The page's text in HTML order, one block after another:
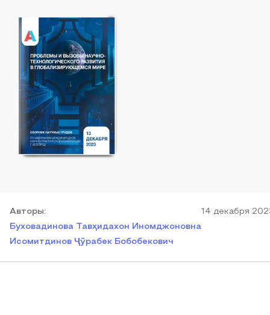
Авторы:
Буховадинова Тавҳидахон Иномджоновна
Исомитдинов Ҷӯрабек Бобобекович
14 декабря